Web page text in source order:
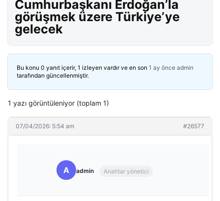
Cumhurbaşkanı Erdoğan’la
görüşmek üzere Türkiye’ye
gelecek
Bu konu 0 yanıt içerir, 1 izleyen vardır ve en son 1 ay önce admin
tarafından güncellenmiştir.
1 yazı görüntüleniyor (toplam 1)
07/04/2026: 5:54 am #26577
A admin Anahtar yönetici